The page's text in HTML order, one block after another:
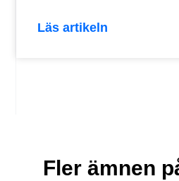
Läs artikeln
Fler ämnen